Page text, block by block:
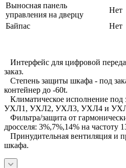
Выносная панель
управления на дверцу
Нет
Байпас
Нет
Интерфейс для цифровой
заказ.
Степень защиты шкафа - под
контейнер до -60t.
Климатическое исполнение
УХЛ1, УХЛ2, УХЛ3, УХЛ4 и
Фильтра/защита от
дросселя: 3%,7%,14% на частоту
Принудительная вентиляция и
шкафа.